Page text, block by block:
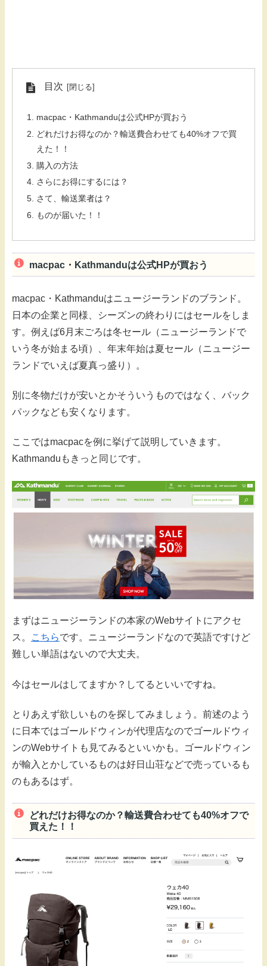
目次
macpac・Kathmanduは公式HPが買おう
どれだけお得なのか？輸送費合わせても40%オフで買
えた！！
購入の方法
さらにお得にするには？
さて、輸送業者は？
ものが届いた！！
macpac・Kathmanduは公式HPが買おう
macpac・Kathmanduはニュージーランドのブランド。
日本の企業と同様、シーズンの終わりにはセールをしま
す。例えば6月末ごろは冬セール（ニュージーランドで
いう冬が始まる頃）、年末年始は夏セール（ニュージー
ランドでいえば夏真っ盛り）。
別に冬物だけが安いとかそういうものではなく、バック
パックなども安くなります。
ここではmacpacを例に挙げて説明していきます。
Kathmanduもきっと同じです。
まずはニュージーランドの本家のWebサイトにアクセ
ス。
こちらです。ニュージーランドなので英語ですけど
難しい単語はないので大丈夫。
今はセールはしてますか？してるといいですね。
とりあえず欲しいものを探してみましょう。前述のよう
に日本ではゴールドウィンが代理店なのでゴールドウィ
ンのWebサイトも見てみるといいかも。ゴールドウィン
が輸入とかしているものは好日山荘などで売っているも
のもあるはず。
どれだけお得なのか？輸送費合わせても40%オフで
買えた！！